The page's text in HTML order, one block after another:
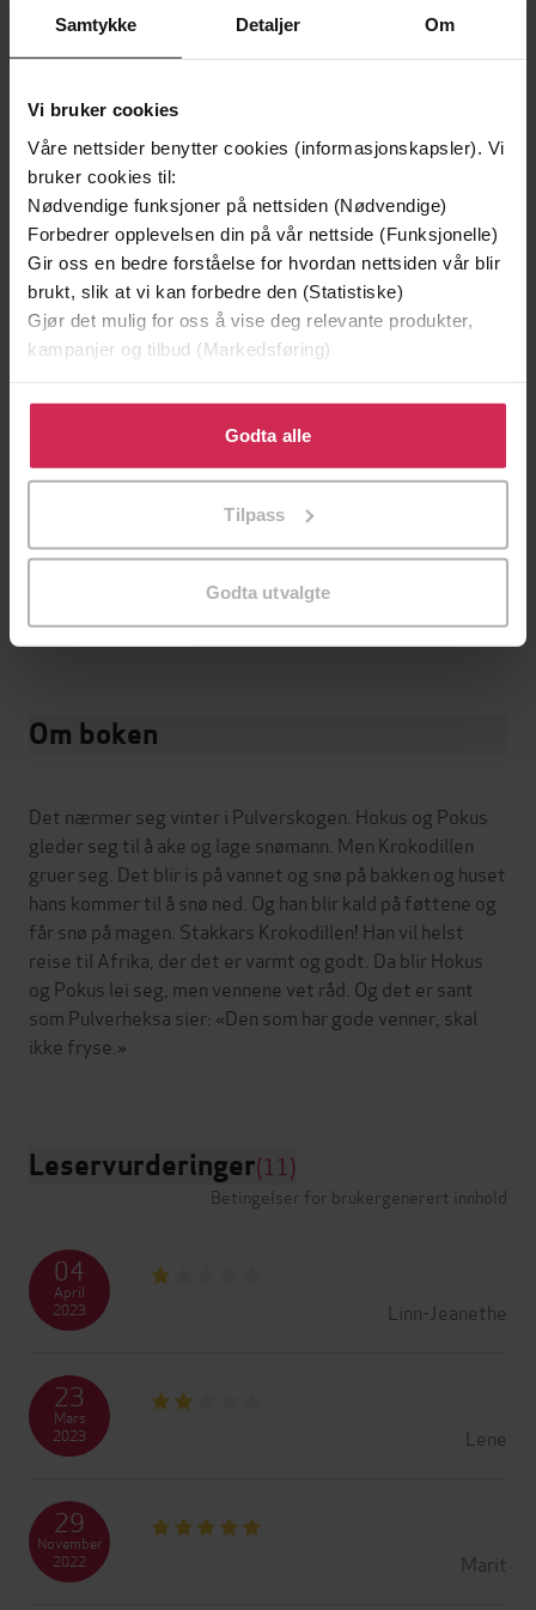
Samtykke Detaljer Om
Vi bruker cookies
Våre nettsider benytter cookies (informasjonskapsler). Vi
bruker cookies til:
Nødvendige funksjoner på nettsiden (Nødvendige)
Forbedrer opplevelsen din på vår nettside (Funksjonelle)
Gir oss en bedre forståelse for hvordan nettsiden vår blir
brukt, slik at vi kan forbedre den (Statistiske)
Gjør det mulig for oss å vise deg relevante produkter,
kampanjer og tilbud (Markedsføring)
Klikk på «Godta alle» for å gi oss ditt samtykke til å
bruke cookies for alle disse formålene. Du kan også
tilpasse ditt samtykke til spesifikke formål ved å klikke
Godta alle
Tilpass
Godta utvalgte
Forfattere Ingunn Aamodt(forfatter),Eli Rygg
Gustav Nilsen
(annet)
Forlag Gammafon
Utgitt 09.04.2014
Lengde 0:20
Sjanger Barnebøker,3-6 år,Fantasy
Serie Pulverheksa
DRM-
Vannmerket
ISBN 9788282182249
Om boken
Det nærmer seg vinter i Pulverskogen. Hokus og Pokus
gleder seg til å ake og lage snømann. Men Krokodillen
gruer seg. Det blir is på vannet og snø på bakken og huset
hans kommer til å snø ned. Og han blir kald på føttene og
får snø på magen. Stakkars Krokodillen! Han vil helst
reise til Afrika, der det er varmt og godt. Da blir Hokus
og Pokus lei seg, men vennene vet råd. Og det er sant
som Pulverheksa sier: «Den som har gode venner, skal
ikke fryse.»
Leservurderinger(11)
Betingelser for brukergenerert innhold
Linn-Jeanethe
04
April
2023
Lene
23
Mars
2023
Marit
29
November
2022